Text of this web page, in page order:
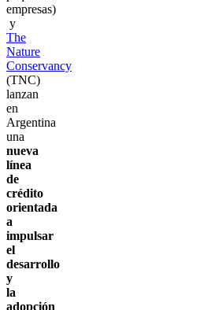
empresas)
y
The
Nature
Conservancy
(TNC)
lanzan
en
Argentina
una
nueva
línea
de
crédito
orientada
a
impulsar
el
desarrollo
y
la
adopción